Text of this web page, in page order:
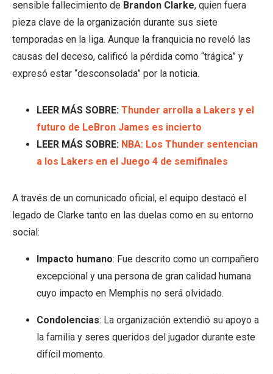
sensible fallecimiento de Brandon Clarke, quien fuera
pieza clave de la organización durante sus siete
temporadas en la liga. Aunque la franquicia no reveló las
causas del deceso, calificó la pérdida como “trágica” y
expresó estar “desconsolada” por la noticia.
LEER MÁS SOBRE: Thunder arrolla a Lakers y el
futuro de LeBron James es incierto
LEER MÁS SOBRE: NBA: Los Thunder sentencian
a los Lakers en el Juego 4 de semifinales
A través de un comunicado oficial, el equipo destacó el
legado de Clarke tanto en las duelas como en su entorno
social:
Impacto humano: Fue descrito como un compañero
excepcional y una persona de gran calidad humana
cuyo impacto en Memphis no será olvidado.
Condolencias: La organización extendió su apoyo a
la familia y seres queridos del jugador durante este
difícil momento.